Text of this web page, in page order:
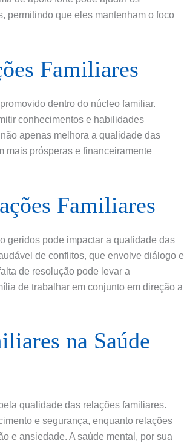
permitindo que eles mantenham o foco
Familiares
dentro do núcleo familiar.
conhecimentos e habilidades
apenas melhora a qualidade das
mais prósperas e financeiramente
Familiares
geridos pode impactar a qualidade das
de conflitos, que envolve diálogo e
de resolução pode levar a
de trabalhar em conjunto em direção a
na Saúde
qualidade das relações familiares.
e segurança, enquanto relações
e ansiedade. A saúde mental, por sua